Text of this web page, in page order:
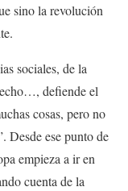
sino la revolución
sociales, de la
defiende el
cosas, pero no
Desde ese punto de
empieza a ir en
cuenta de la